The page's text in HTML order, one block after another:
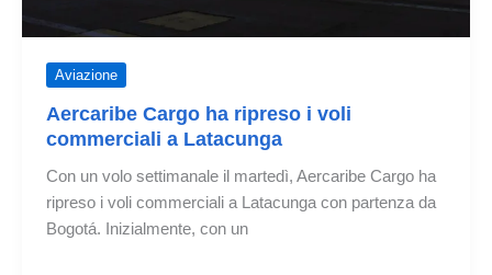
Aviazione
Aercaribe Cargo ha ripreso i voli
commerciali a Latacunga
Con un volo settimanale il martedì, Aercaribe Cargo ha
ripreso i voli commerciali a Latacunga con partenza da
Bogotá. Inizialmente, con un